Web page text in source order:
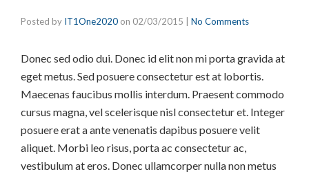
Posted by IT1One2020 on 02/03/2015 No Comments
Donec sed odio dui. Donec id elit non mi porta gravida at
eget metus. Sed posuere consectetur est at lobortis.
Maecenas faucibus mollis interdum. Praesent commodo
cursus magna, vel scelerisque nisl consectetur et. Integer
posuere erat a ante venenatis dapibus posuere velit
aliquet. Morbi leo risus, porta ac consectetur ac,
vestibulum at eros. Donec ullamcorper nulla non metus